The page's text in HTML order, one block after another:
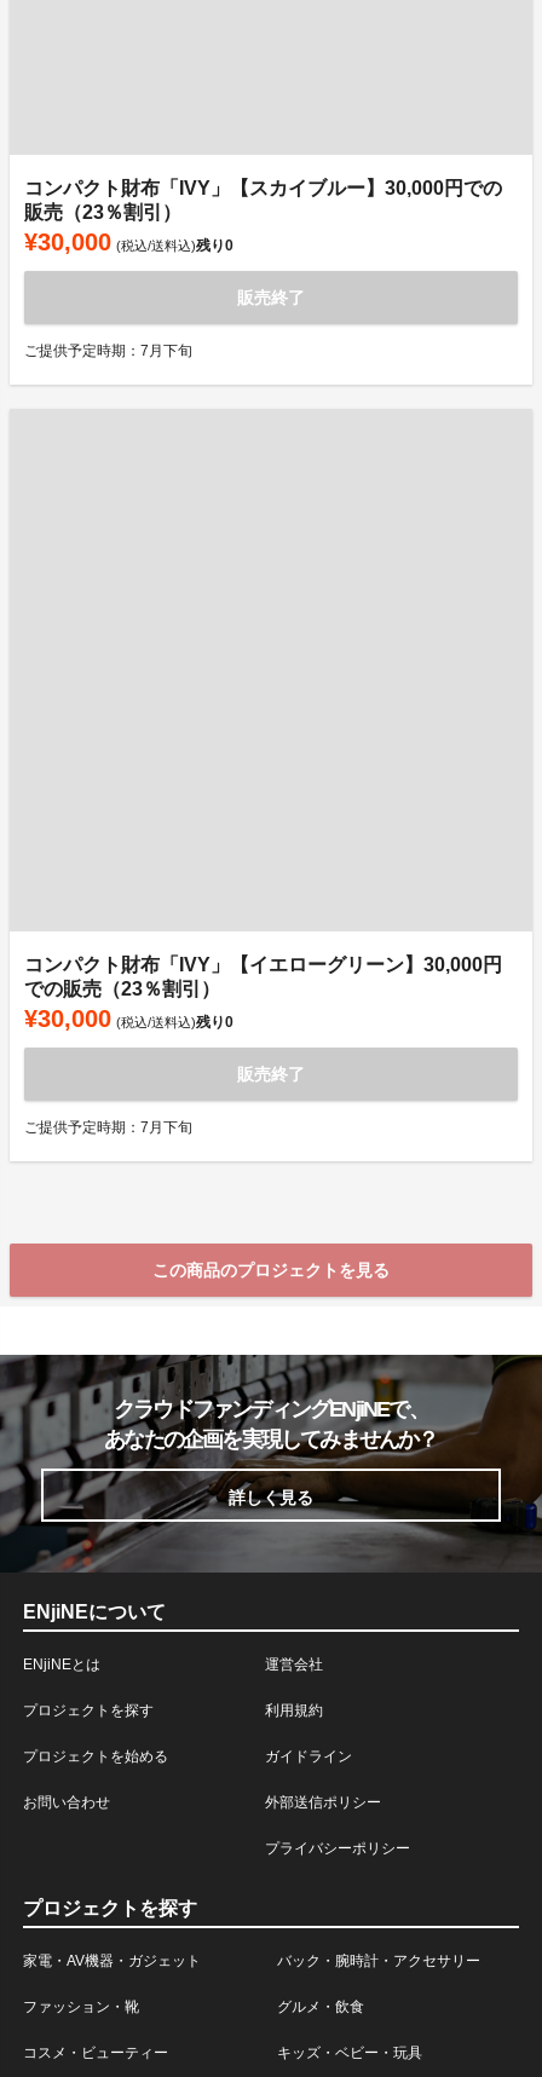
コンパクト財布「IVY」【スカイブルー】30,000円での
販売（23％割引）
¥30,000 (税込/送料込)残り0
販売終了
ご提供予定時期：7月下旬
コンパクト財布「IVY」【イエローグリーン】30,000円
での販売（23％割引）
¥30,000 (税込/送料込)残り0
販売終了
ご提供予定時期：7月下旬
この商品のプロジェクトを見る
クラウドファンディングENjiNEで、
あなたの企画を実現してみませんか？
詳しく見る
ENjiNEについて
ENjiNEとは
プロジェクトを探す
プロジェクトを始める
お問い合わせ
運営会社
利用規約
ガイドライン
外部送信ポリシー
プライバシーポリシー
プロジェクトを探す
家電・AV機器・ガジェット バック・腕時計・アクセサリー
ファッション・靴 グルメ・飲食
コスメ・ビューティー キッズ・ベビー・玩具